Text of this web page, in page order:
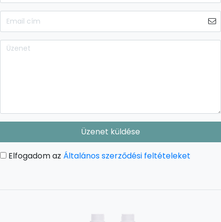
Üzenet küldése
Elfogadom az Általános szerződési feltételeket